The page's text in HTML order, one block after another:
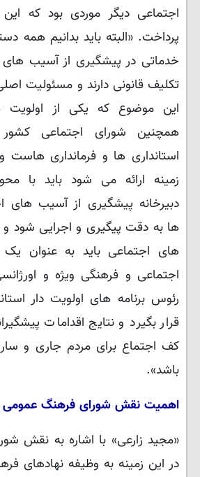
اجتماعی دیگر موردی بود که
پرداخت. «البته باید بدانیم همه
خدماتی در پیشگیری از آسیب
تکلیف قانونی دارند و مسئولیت
این موضوع که یکی از
همچنین شورای اجتماعی
استانداری ها و فرمانداری
زمینه ارائه می شود باید با
دبیرخانه پیشگیری از آسیب های
ها به دقت پیگیری و اجرایی شود
های اجتماعی باید به عنوان یک
اجتماعی و فرهنگی ویژه و
رئوس برنامه های اولویت دار
قرار بگیرد و نتایج اقدامات
کف اجتماع برای مردم جاری و
باشد».
اهمیت نقش شورای فرهنگ عمومی
«مجید زارعی» با اشاره به نقش
در این زمینه به وظیفه نهادهای